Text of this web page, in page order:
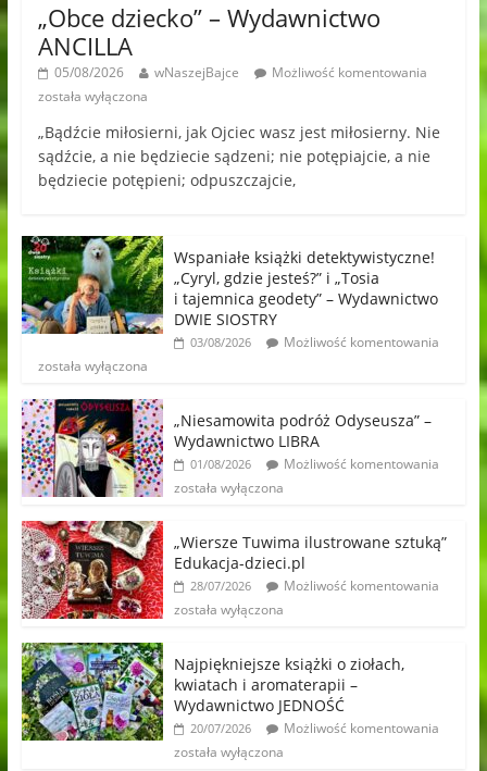
„Obce dziecko” – Wydawnictwo
ANCILLA
05/08/2026 wNaszejBajce
Możliwość komentowania
została wyłączona
„Bądźcie miłosierni, jak Ojciec wasz jest miłosierny. Nie
sądźcie, a nie będziecie sądzeni; nie potępiajcie, a nie
będziecie potępieni; odpuszczajcie,
Wspaniałe książki detektywistyczne!
„Cyryl, gdzie jesteś?” i „Tosia
i tajemnica geodety” – Wydawnictwo
DWIE SIOSTRY
03/08/2026
Możliwość komentowania
została wyłączona
„Niesamowita podróż Odyseusza” –
Wydawnictwo LIBRA
01/08/2026
Możliwość komentowania
została wyłączona
„Wiersze Tuwima ilustrowane sztuką”
Edukacja-dzieci.pl
28/07/2026
Możliwość komentowania
została wyłączona
Najpiękniejsze książki o ziołach,
kwiatach i aromaterapii –
Wydawnictwo JEDNOŚĆ
20/07/2026
Możliwość komentowania
została wyłączona